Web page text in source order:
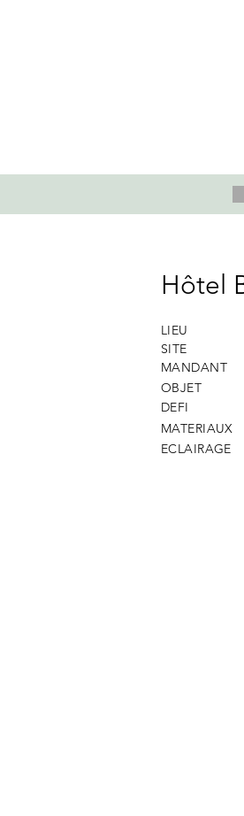
​Hôtel
LIEU
SITE
MANDANT
OBJET
DEFI
MATERIAUX
ECLAIRAGE